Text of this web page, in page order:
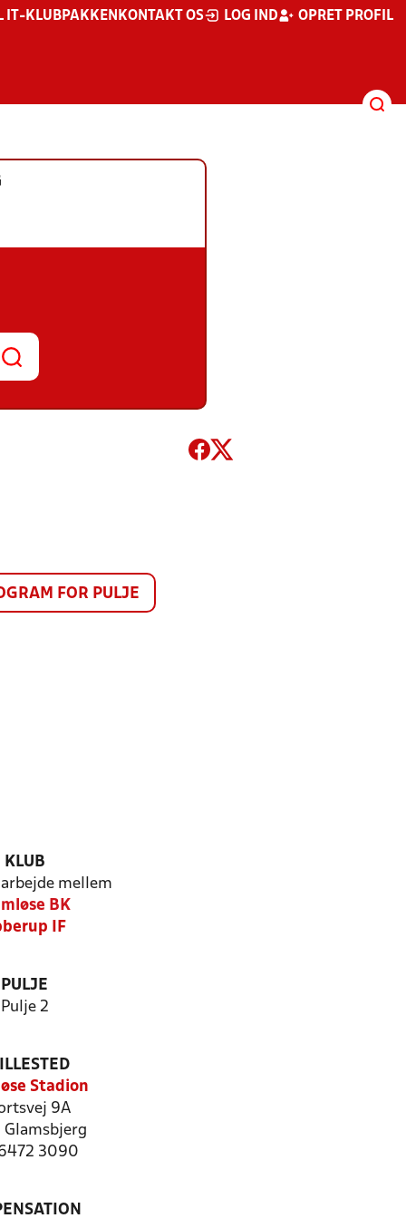
IT-KLUBPAKKEN KONTAKT OS LOG IND OPRET PROFIL
FOR PULJE
KLUB
mellem
BK
IF
PULJE
Pulje 2
Stadion
9A
3090